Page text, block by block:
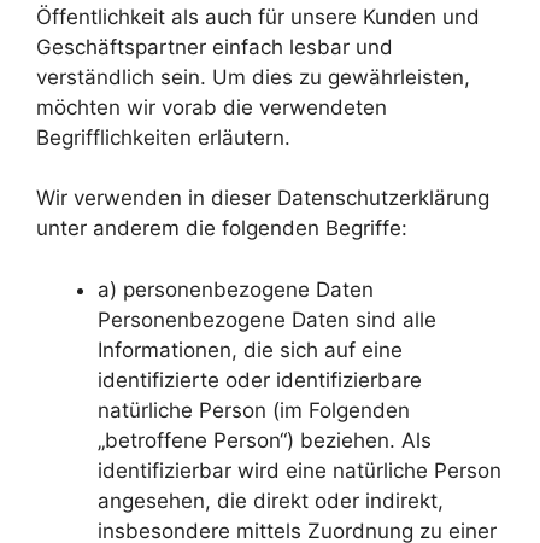
Öffentlichkeit als auch für unsere Kunden und
Geschäftspartner einfach lesbar und
verständlich sein. Um dies zu gewährleisten,
möchten wir vorab die verwendeten
Begrifflichkeiten erläutern.
Wir verwenden in dieser Datenschutzerklärung
unter anderem die folgenden Begriffe:
a) personenbezogene Daten
Personenbezogene Daten sind alle
Informationen, die sich auf eine
identifizierte oder identifizierbare
natürliche Person (im Folgenden
„betroffene Person“) beziehen. Als
identifizierbar wird eine natürliche Person
angesehen, die direkt oder indirekt,
insbesondere mittels Zuordnung zu einer